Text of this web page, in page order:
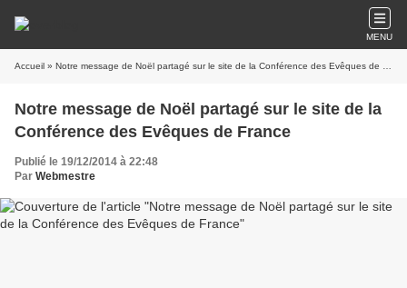
MENU
Accueil » Notre message de Noël partagé sur le site de la Conférence des Evêques de France
Notre message de Noël partagé sur le site de la
Conférence des Evêques de France
Publié le 19/12/2014 à 22:48
Par Webmestre